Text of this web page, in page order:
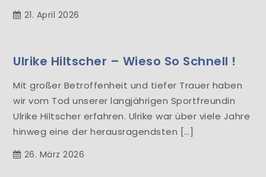
21. April 2026
Ulrike Hiltscher – Wieso So Schnell !
Mit großer Betroffenheit und tiefer Trauer haben
wir vom Tod unserer langjährigen Sportfreundin
Ulrike Hiltscher erfahren. Ulrike war über viele Jahre
hinweg eine der herausragendsten […]
26. März 2026